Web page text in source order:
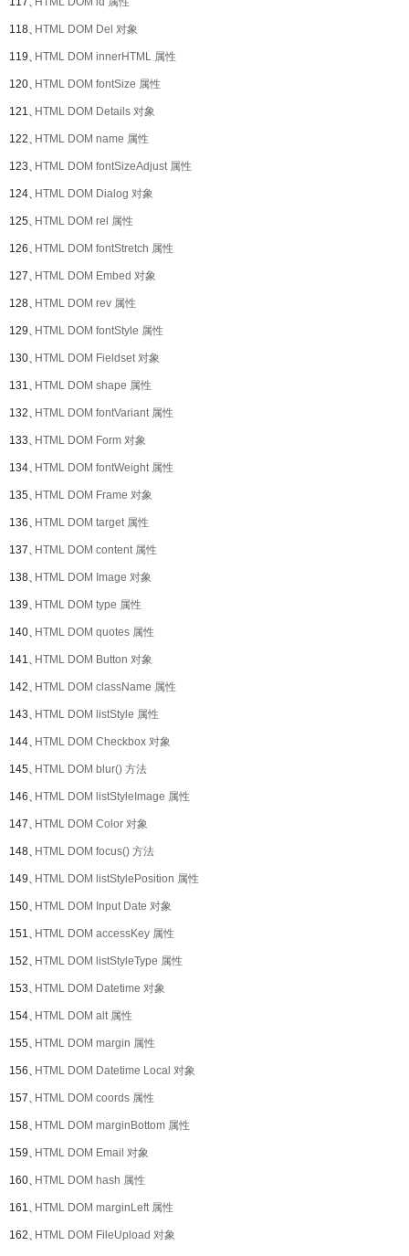
118、HTML DOM Del 对象
119、HTML DOM innerHTML 属性
120、HTML DOM fontSize 属性
121、HTML DOM Details 对象
122、HTML DOM name 属性
123、HTML DOM fontSizeAdjust 属性
124、HTML DOM Dialog 对象
125、HTML DOM rel 属性
126、HTML DOM fontStretch 属性
127、HTML DOM Embed 对象
128、HTML DOM rev 属性
129、HTML DOM fontStyle 属性
130、HTML DOM Fieldset 对象
131、HTML DOM shape 属性
132、HTML DOM fontVariant 属性
133、HTML DOM Form 对象
134、HTML DOM fontWeight 属性
135、HTML DOM Frame 对象
136、HTML DOM target 属性
137、HTML DOM content 属性
138、HTML DOM Image 对象
139、HTML DOM type 属性
140、HTML DOM quotes 属性
141、HTML DOM Button 对象
142、HTML DOM className 属性
143、HTML DOM listStyle 属性
144、HTML DOM Checkbox 对象
145、HTML DOM blur() 方法
146、HTML DOM listStyleImage 属性
147、HTML DOM Color 对象
148、HTML DOM focus() 方法
149、HTML DOM listStylePosition 属性
150、HTML DOM Input Date 对象
151、HTML DOM accessKey 属性
152、HTML DOM listStyleType 属性
153、HTML DOM Datetime 对象
154、HTML DOM alt 属性
155、HTML DOM margin 属性
156、HTML DOM Datetime Local 对象
157、HTML DOM coords 属性
158、HTML DOM marginBottom 属性
159、HTML DOM Email 对象
160、HTML DOM hash 属性
161、HTML DOM marginLeft 属性
162、HTML DOM FileUpload 对象